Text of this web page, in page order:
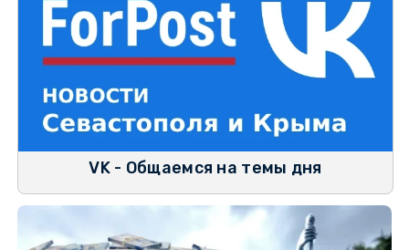
VK - Общаемся на темы дня